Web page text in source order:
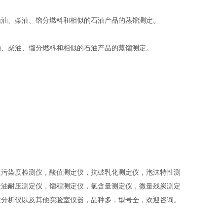
、柴油、馏分燃料和相似的石油产品的蒸馏测定。
柴油、馏分燃料和相似的石油产品的蒸馏测定。
染度检测仪，酸值测定仪，抗破乳化测定仪，泡沫特性测
耐压测定仪，馏程测定仪，氯含量测定仪，微量残炭测定
析仪以及其他实验室仪器，品种多，型号全，欢迎咨询。